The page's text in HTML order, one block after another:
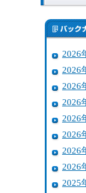
2026
2026
2026
2026
2026
2026
2026
2026
2025